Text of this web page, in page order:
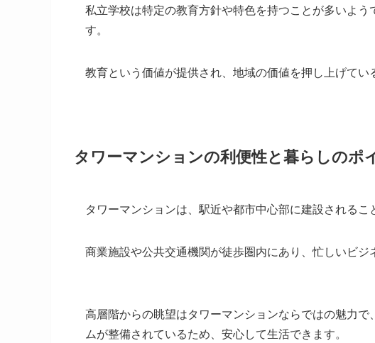
私立学校は特定の教育方針や特色を持つことが多いよ
す。
教育という価値が提供され、地域の価値を押し上げてい
タワーマンションの利便性と暮らしのポ
タワーマンションは、駅近や都市中心部に建設されるこ
商業施設や公共交通機関が徒歩圏内にあり、忙しいビ
高層階からの眺望はタワーマンションならではの魅力
ムが整備されているため、安心して生活できます。